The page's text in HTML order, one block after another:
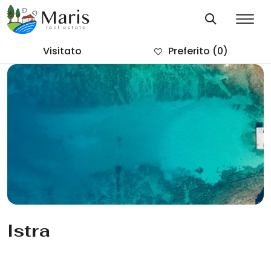
Visitato Preferito (0)
Istra